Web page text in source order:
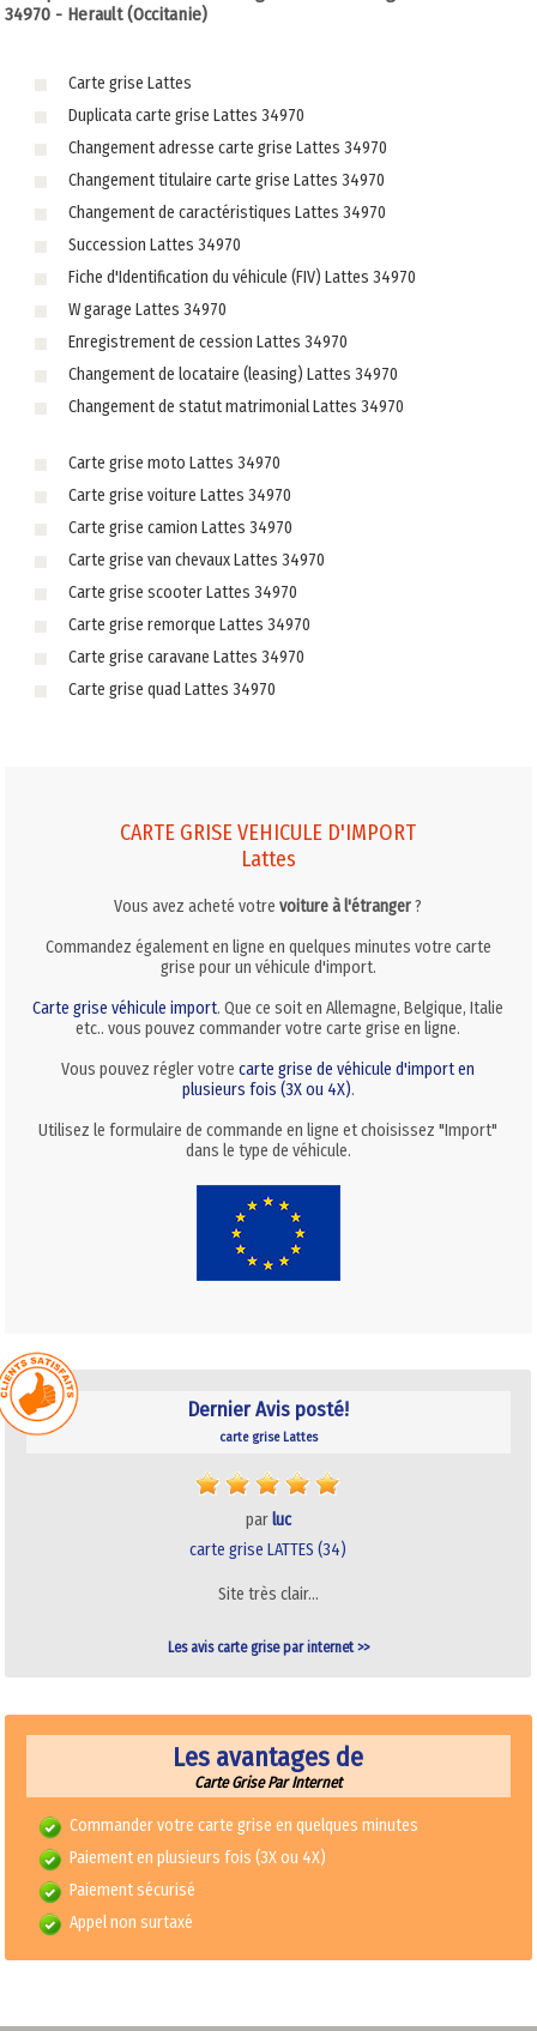
34970 - Herault (Occitanie)
Carte grise Lattes
Duplicata carte grise Lattes 34970
Changement adresse carte grise Lattes 34970
Changement titulaire carte grise Lattes 34970
Changement de caractéristiques Lattes 34970
Succession Lattes 34970
Fiche d'Identification du véhicule (FIV) Lattes 34970
W garage Lattes 34970
Enregistrement de cession Lattes 34970
Changement de locataire (leasing) Lattes 34970
Changement de statut matrimonial Lattes 34970
Carte grise moto Lattes 34970
Carte grise voiture Lattes 34970
Carte grise camion Lattes 34970
Carte grise van chevaux Lattes 34970
Carte grise scooter Lattes 34970
Carte grise remorque Lattes 34970
Carte grise caravane Lattes 34970
Carte grise quad Lattes 34970
CARTE GRISE VEHICULE D'IMPORT
Lattes
Vous avez acheté votrevoiture à l'étranger?
Commandez également en ligne en quelques minutes votre carte
grise pour un véhicule d'import.
Carte grise véhicule import. Que ce soit en Allemagne, Belgique, Italie
etc.. vous pouvez commander votre carte grise en ligne.
Vous pouvez régler votrecarte grise de véhicule d'import en
plusieurs fois (3X ou 4X).
Utilisez le formulaire de commande en ligne et choisissez "Import"
dans le type de véhicule.
Dernier Avis posté!
carte grise Lattes
parluc
carte grise LATTES (34)
Site très clair…
Les avis carte grise par internet >>
Les avantages de
Carte Grise Par Internet
Commander votre carte grise en quelques minutes
Paiement en plusieurs fois (3X ou 4X)
Paiement sécurisé
Appel non surtaxé